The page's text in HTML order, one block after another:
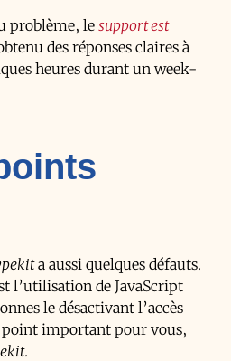
problème, le support est
des réponses claires à
heures durant un week-
a aussi quelques défauts.
l’utilisation de JavaScript
le désactivant l’accès
point important pour vous,
.